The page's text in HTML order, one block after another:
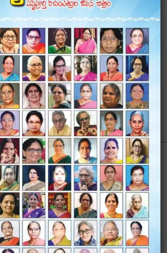
and website in this browser for
రచయితల ఫౌండేషన్ అక్షరయాన్ –
ఫౌండేషన్ అక్షరయాన్ – తెలుగు